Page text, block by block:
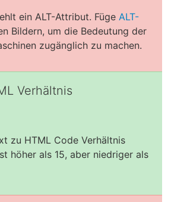
ein ALT-Attribut. Füge ALT-
Bildern, um die Bedeutung der
zugänglich zu machen.
Verhältnis
zu HTML Code Verhältnis
höher als 15, aber niedriger als